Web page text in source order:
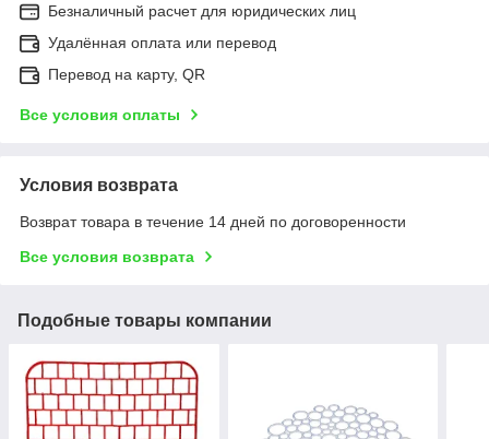
Безналичный расчет для юридических лиц
Удалённая оплата или перевод
Перевод на карту, QR
Все условия оплаты
Условия возврата
Возврат товара в течение 14 дней по договоренности
Все условия возврата
Подобные товары компании